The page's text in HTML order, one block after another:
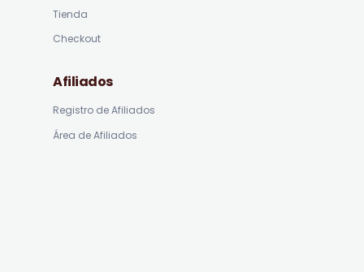
Tienda
Checkout
Afiliados
Registro de Afiliados
Área de Afiliados